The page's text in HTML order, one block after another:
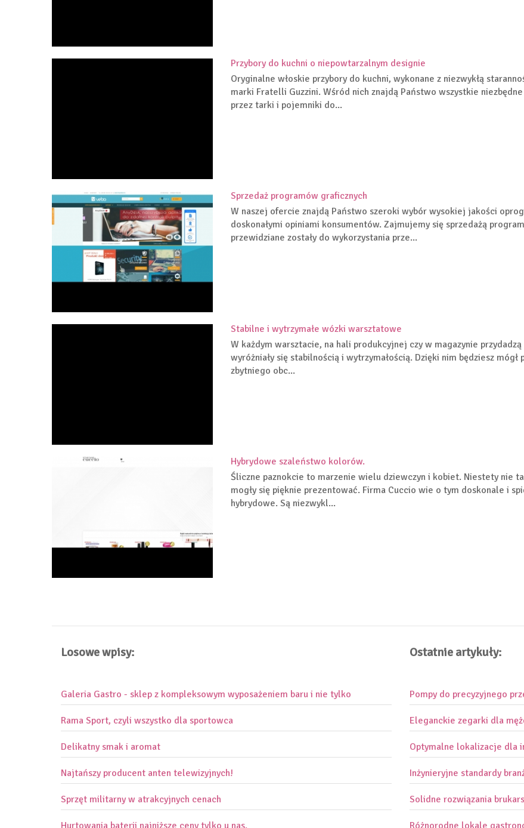
Przybory do kuchni o niepowtarzalnym designie
Oryginalne włoskie przybory do kuchni, wykonane z niezwykłą
marki Fratelli Guzzini. Wśród nich znajdą Państwo wszystkie
przez tarki i pojemniki do...
Sprzedaż programów graficznych
W naszej ofercie znajdą Państwo szeroki wybór wysokiej jakości
doskonałymi opiniami konsumentów. Zajmujemy się sprzedażą
przewidziane zostały do wykorzystania prze...
Stabilne i wytrzymałe wózki warsztatowe
W każdym warsztacie, na hali produkcyjnej czy w magazynie
wyróżniały się stabilnością i wytrzymałością. Dzięki nim będziesz
zbytniego obc...
Hybrydowe szaleństwo kolorów.
Śliczne paznokcie to marzenie wielu dziewczyn i kobiet. Niestety nie
mogły się pięknie prezentować. Firma Cuccio wie o tym doskonale i
hybrydowe. Są niezwykl...
Losowe wpisy:
Galeria Gastro - sklep z kompleksowym wyposażeniem baru i nie tylko
Rama Sport, czyli wszystko dla sportowca
Delikatny smak i aromat
Najtańszy producent anten telewizyjnych!
Sprzęt militarny w atrakcyjnych cenach
Hurtowania baterii najniższe ceny tylko u nas.
Ostatnie artykuły:
Pompy do precyzyjnego
Eleganckie zegarki dla
Optymalne lokalizacje dla
Inżynieryjne standardy
Solidne rozwiązania
Różnorodne lokale